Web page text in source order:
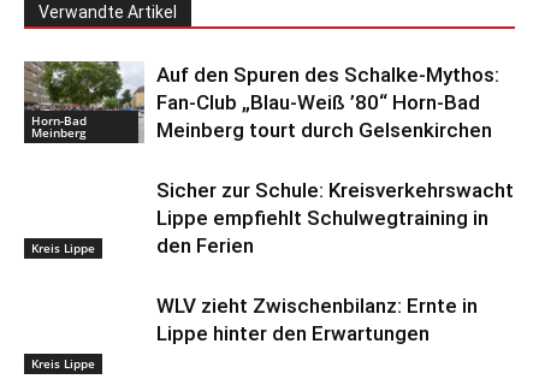
Verwandte Artikel
Horn-Bad
Meinberg
Auf den Spuren des Schalke-Mythos:
Fan-Club „Blau-Weiß ’80“ Horn-Bad
Meinberg tourt durch Gelsenkirchen
Kreis Lippe
Sicher zur Schule: Kreisverkehrswacht
Lippe empfiehlt Schulwegtraining in
den Ferien
Kreis Lippe
WLV zieht Zwischenbilanz: Ernte in
Lippe hinter den Erwartungen